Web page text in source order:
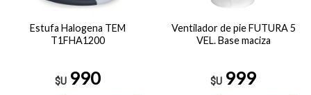
Estufa Halogena TEM
T1FHA1200
$U 990
Ventilador de pie FUTURA 5
VEL. Base maciza
$U 999